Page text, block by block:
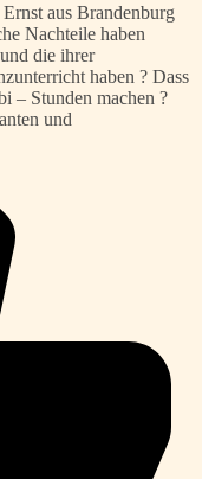
aus Brandenburg
Nachteile haben
die ihrer
haben ? Dass
– Stunden machen ?
und